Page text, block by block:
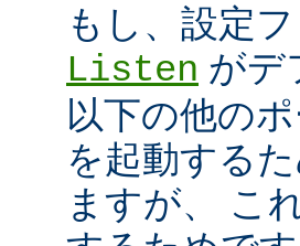
もし、設定
Listen がデ
以下の他の
を起動する
ますが、 こ